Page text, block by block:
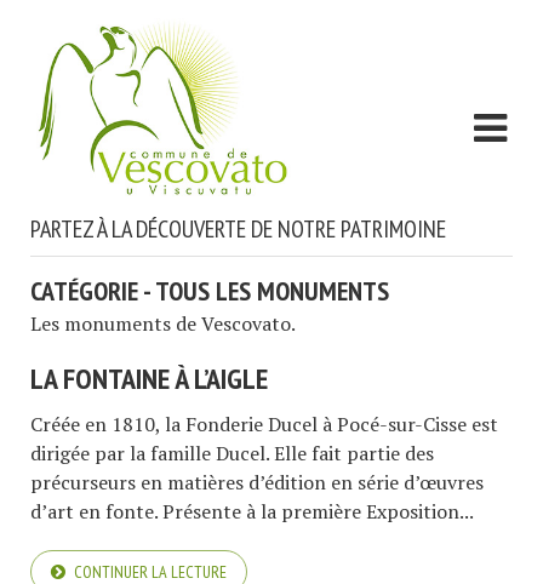
PARTEZ À LA DÉCOUVERTE DE NOTRE PATRIMOINE
CATÉGORIE - TOUS LES MONUMENTS
Les monuments de Vescovato.
LA FONTAINE À L’AIGLE
Créée en 1810, la Fonderie Ducel à Pocé-sur-Cisse est
dirigée par la famille Ducel. Elle fait partie des
précurseurs en matières d’édition en série d’œuvres
d’art en fonte. Présente à la première Exposition...
CONTINUER LA LECTURE